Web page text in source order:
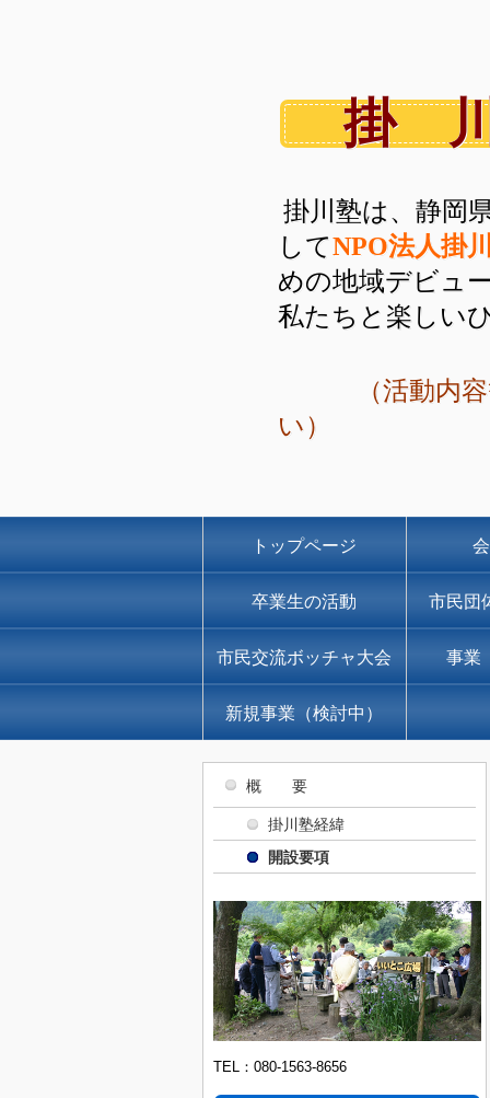
掛
掛川塾は、 静岡
してNPO法人掛
めの地域デビュ
私たちと楽しい
（活動内容等
い）
トップページ
卒業生の活動 市民団
市民交流ボッチャ大会 事業
新規事業（検討中）
概 要
掛川塾経緯
開設要項
TEL： 080-1563-8656